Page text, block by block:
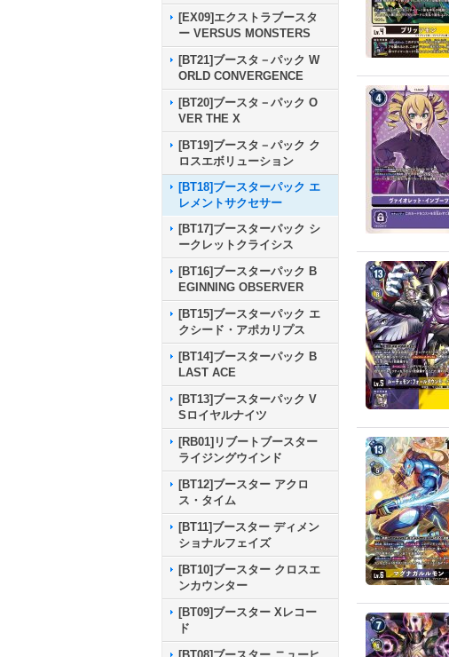
[EX09]エクストラブースタ
ー VERSUS MONSTERS
[BT21]ブースタ－パック W
ORLD CONVERGENCE
[BT20]ブースタ－パック O
VER THE X
[BT19]ブースタ－パック ク
ロスエボリューション
[BT18]ブースターパック エ
レメントサクセサー
[BT17]ブースターパック シ
ークレットクライシス
[BT16]ブースターパック B
EGINNING OBSERVER
[BT15]ブースターパック エ
クシード・アポカリプス
[BT14]ブースターパック B
LAST ACE
[BT13]ブースターパック V
Sロイヤルナイツ
[RB01]リブートブースター
ライジングウインド
[BT12]ブースター アクロ
ス・タイム
[BT11]ブースター ディメン
ショナルフェイズ
[BT10]ブースター クロスエ
ンカウンター
[BT09]ブースター Xレコー
ド